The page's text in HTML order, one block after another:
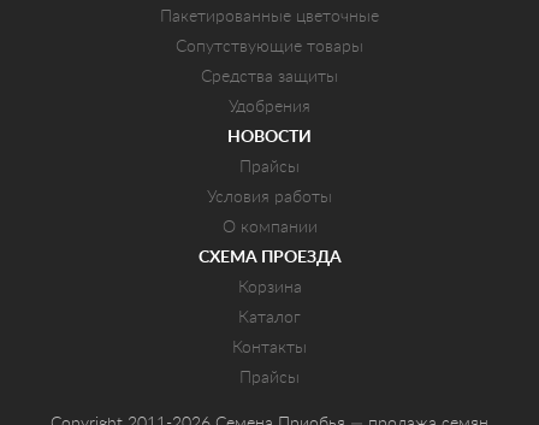
Пакетированные цветочные
Сопутствующие товары
Средства защиты
Удобрения
НОВОСТИ
Прайсы
Условия работы
О компании
СХЕМА ПРОЕЗДА
Корзина
Каталог
Контакты
Прайсы